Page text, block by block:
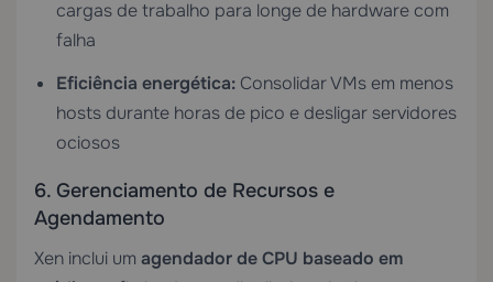
cargas de trabalho para longe de hardware com
falha
Eficiência energética: Consolidar VMs em menos
hosts durante horas de pico e desligar servidores
ociosos
6. Gerenciamento de Recursos e
Agendamento
Xen inclui um agendador de CPU baseado em